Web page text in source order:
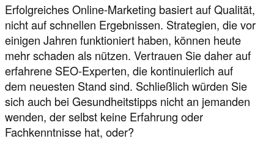
Erfolgreiches Online-Marketing basiert auf Qualität,
nicht auf schnellen Ergebnissen. Strategien, die vor
einigen Jahren funktioniert haben, können heute
mehr schaden als nützen. Vertrauen Sie daher auf
erfahrene SEO-Experten, die kontinuierlich auf
dem neuesten Stand sind. Schließlich würden Sie
sich auch bei Gesundheitstipps nicht an jemanden
wenden, der selbst keine Erfahrung oder
Fachkenntnisse hat, oder?